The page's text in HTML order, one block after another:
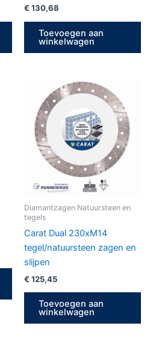
€ 130,68
Toevoegen aan
winkelwagen
Diamantzagen Natuursteen en
tegels
Carat Dual 230xM14
tegel/natuursteen zagen en
slijpen
€ 125,45
Toevoegen aan
winkelwagen